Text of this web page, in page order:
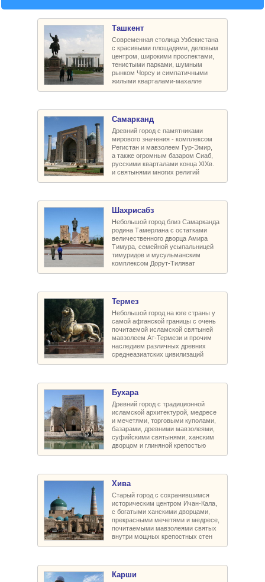
Ташкент
Современная столица Узбекистана
с красивыми площадями, деловым
центром, широкими проспектами,
тенистыми парками, шумным
рынком Чорсу и симпатичными
жилыми кварталами-махалле
Самарканд
Древний город с памятниками
мирового значения - комплексом
Регистан и мавзолеем Гур-Эмир,
а также огромным базаром Сиаб,
русскими кварталами конца XIXв.
и святынями многих религий
Шахрисабз
Небольшой город близ Самарканда
родина Тамерлана с остатками
величественного дворца Амира
Тимура, семейной усыпальницей
тимуридов и мусульманским
комплексом Дорут-Тиляват
Термез
Небольшой город на юге страны у
самой афганской границы с очень
почитаемой исламской святыней
мавзолеем Ат-Термези и прочим
наследием различных древних
среднеазиатских цивилизаций
Бухара
Древний город с традиционной
исламской архитектурой, медресе
и мечетями, торговыми куполами,
базарами, древними мавзолеями,
суфийскими святынями, ханским
дворцом и глиняной крепостью
Хива
Старый город с сохранившимся
историческим центром Ичан-Кала,
с богатыми ханскими дворцами,
прекрасными мечетями и медресе,
почитаемыми мавзолеями святых
внутри мощных крепостных стен
Карши